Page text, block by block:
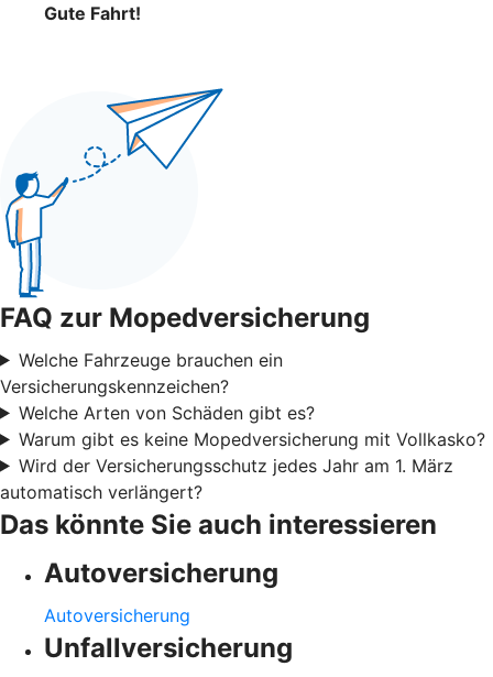
Gute Fahrt!
FAQ zur Mopedversicherung
Welche Fahrzeuge brauchen ein
Versicherungskennzeichen?
Welche Arten von Schäden gibt es?
Warum gibt es keine Mopedversicherung mit Vollkasko?
Wird der Versicherungsschutz jedes Jahr am 1. März
automatisch verlängert?
Das könnte Sie auch interessieren
Autoversicherung
Autoversicherung
Unfallversicherung